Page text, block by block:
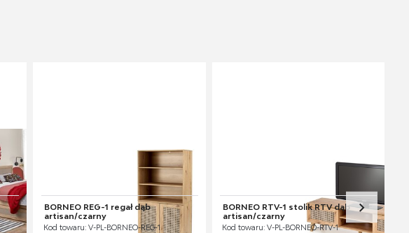
BORNEO REG-1 regał dąb
artisan/czarny
Kod towaru: V-PL-BORNEO-REG-1
BORNEO RTV-1 stolik RTV dąb
artisan/czarny
Kod towaru: V-PL-BORNEO-RTV-1